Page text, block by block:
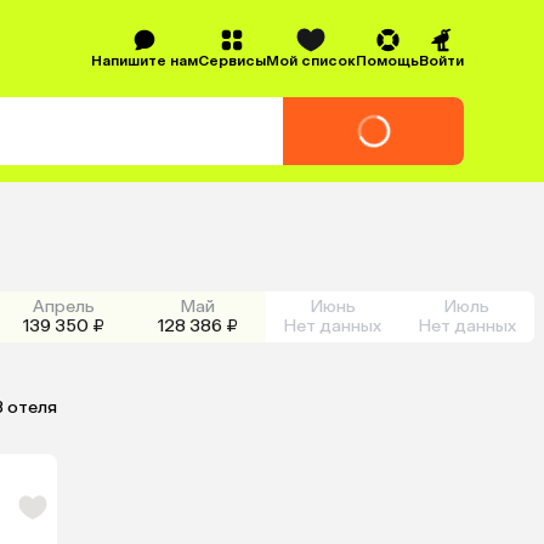
Напишите намСервисыМой списокПомощьВойти
Апрель
139 350 ₽
Май
128 386 ₽
Июнь
Нет данных
Июль
Нет данных
отеля